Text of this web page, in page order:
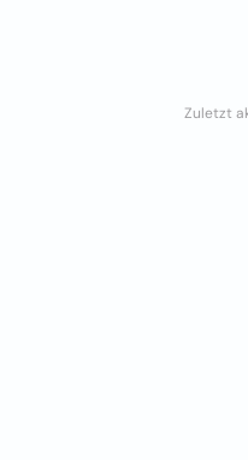
Zuletzt